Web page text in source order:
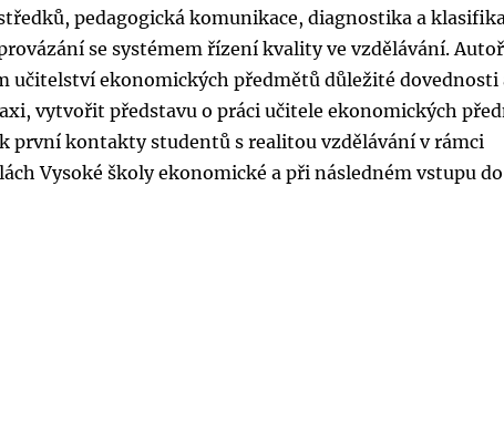
pedagogická komunikace, diagnostika a
se systémem řízení kvality ve vzdělávání.
učitelství ekonomických předmětů důležité dovednosti
vytvořit představu o práci učitele ekonomických
první kontakty studentů s realitou vzdělávání v rámci
Vysoké školy ekonomické a při následném vstupu do